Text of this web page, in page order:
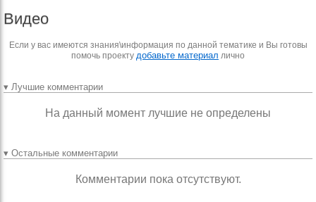
Видео
Если у вас имеются знания\информация по данной тематике и Вы готовы
помочь проекту добавьте материал лично
▾ Лучшие комментарии
На данный момент лучшие не определены
▾ Остальные комментарии
Комментарии пока отсутствуют.